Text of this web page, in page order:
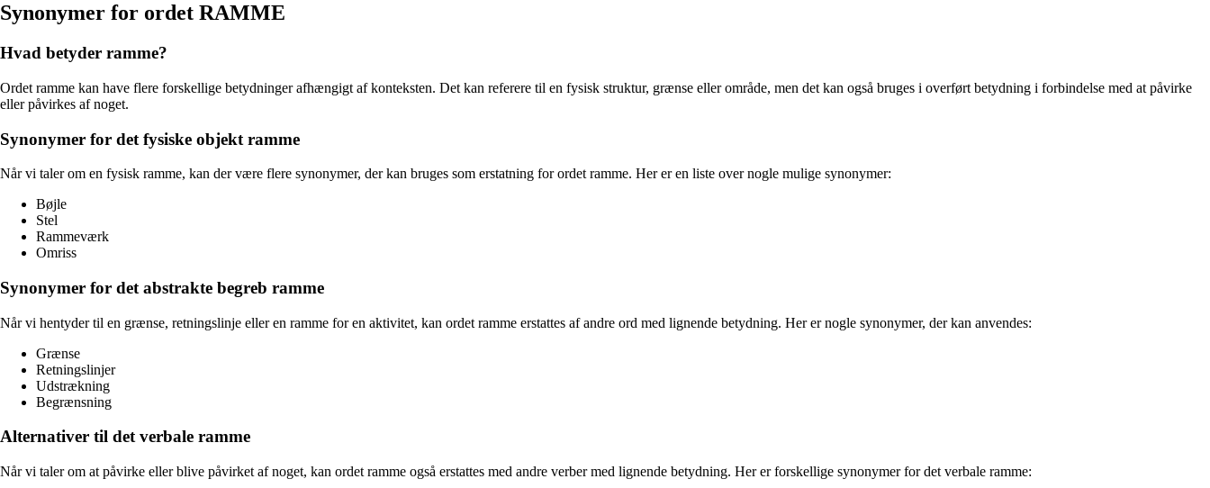
Synonymer for ordet RAMME
Hvad betyder ramme?
Ordet ramme kan have flere forskellige betydninger afhængigt af konteksten. Det kan referere til en fysisk struktur, grænse eller område, men det kan også bruges i overført betydning i forbindelse med at påvirke
eller påvirkes af noget.
Synonymer for det fysiske objekt ramme
Når vi taler om en fysisk ramme, kan der være flere synonymer, der kan bruges som erstatning for ordet ramme. Her er en liste over nogle mulige synonymer:
Bøjle
Stel
Rammeværk
Omriss
Synonymer for det abstrakte begreb ramme
Når vi hentyder til en grænse, retningslinje eller en ramme for en aktivitet, kan ordet ramme erstattes af andre ord med lignende betydning. Her er nogle synonymer, der kan anvendes:
Grænse
Retningslinjer
Udstrækning
Begrænsning
Alternativer til det verbale ramme
Når vi taler om at påvirke eller blive påvirket af noget, kan ordet ramme også erstattes med andre verber med lignende betydning. Her er forskellige synonymer for det verbale ramme: